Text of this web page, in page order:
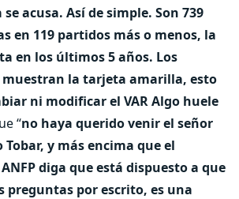
acusa. Así de simple. Son 739
en 119 partidos más o menos, la
en los últimos 5 años. Los
la tarjeta amarilla, esto
ni modificar el VAR Algo huele
“no haya querido venir el señor
y más encima que el
diga que está dispuesto a que
preguntas por escrito, es una